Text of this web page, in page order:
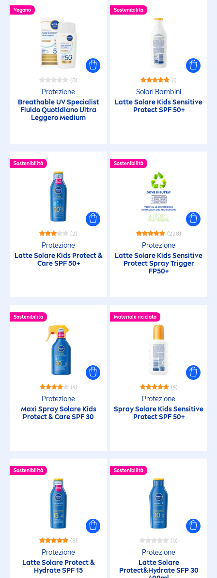
Assorbimento rapido
attivazione dell'Abbronzatura
Cura
Dal tocco secco
Dopo sole
Fatto con materiali riciclati
Formula Biodegradabile
idratante
Idratante
Invisibile
Lenitivo
Luminosità della pelle
Materiale riciclato
non appiccicoso
Non unge
Non-comedogenico
Nutriente
Vegano
(0)
Protezione
Breathable UV Specialist
Fluido Quotidiano Ultra
Leggero Medium
Sostenibilità
(1)
Solari Bambini
Latte Solare KidsSensitive
ProtectSPF 50+
Sostenibilità
(2)
Protezione
Latte Solare Kids Protect&
CareSPF 50+
Sostenibilità
(228)
Protezione
Latte Solare KidsSensitive
ProtectSpray Trigger
FP50+
Sostenibilità
(4)
Protezione
Maxi Spray Solare Kids
Protect&CareSPF 30
Materiale riciclato
(4)
Protezione
Spray Solare KidsSensitive
ProtectSPF 50+
Sostenibilità
(8)
Protezione
Latte Solare Protect&
Hydrate SPF 15
Sostenibilità
(0)
Protezione
Latte Solare
Protect&Hydrate SFP 30